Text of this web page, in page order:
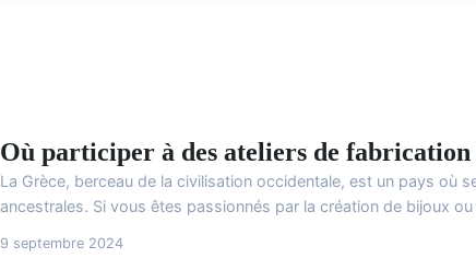
Où participer à des ateliers de
La Grèce, berceau de la civilisation occidentale, est un pays où
ancestrales. Si vous êtes passionnés par la création de bijoux
9 septembre 2024